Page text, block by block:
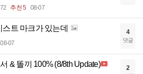
추천 5 08-07
트 마크가 있는데
08-07
4
댓글
& 똘끼 100% (8/8th Update) 2